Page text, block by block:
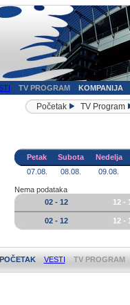
TV PROGRAM KOMPANIJA
Početak TV Program
Petak Subota
Nedelja
07.08.
08.08. 09.08.
Nema podataka
02 - 12
12 -
02 - 12 12 -
POČETAK VESTI TV PROGRAM